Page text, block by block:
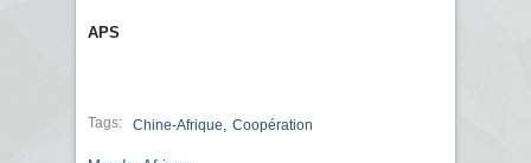
APS
Tags: Chine-Afrique Coopération